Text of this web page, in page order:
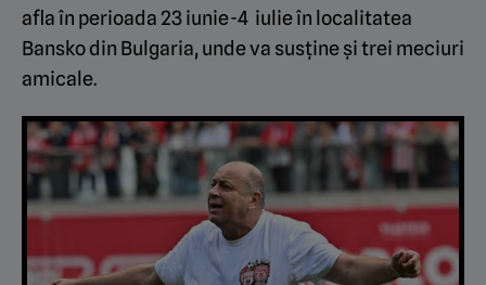
afla în perioada 23 iunie-4 iulie în localitatea
Bansko din Bulgaria, unde va susţine şi trei meciuri
amicale.